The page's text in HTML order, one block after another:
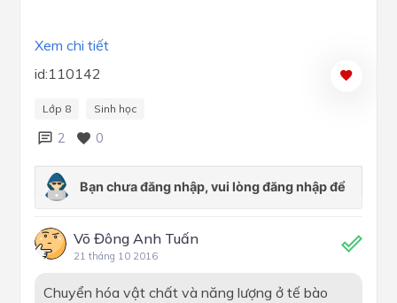
Xem chi tiết
id:110142
Lớp 8 Sinh học
2 0
Võ Đông Anh Tuấn
21 tháng 10 2016
Chuyển hóa vật chất và năng lượng ở tế bào